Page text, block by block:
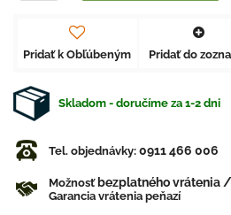
Pridať k Obľúbeným Pridať do
Skladom - doručíme za 1-2 dni
Tel. objednávky: 0911 466 006
Možnosťbezplatného vrátenia
Garancia vrátenia peňazí